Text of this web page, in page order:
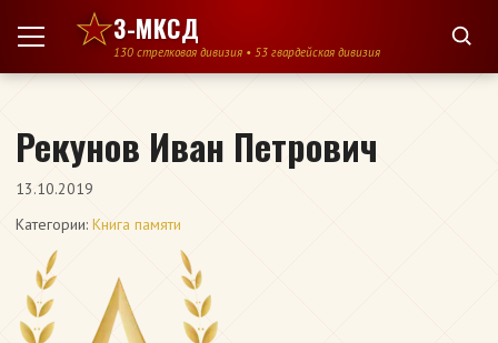
Перейти к содержимому
3-МКСД
130 стрелковая дивизия • 53 гвардейская дивизия
Рекунов Иван Петрович
13.10.2019
Категории: Книга памяти